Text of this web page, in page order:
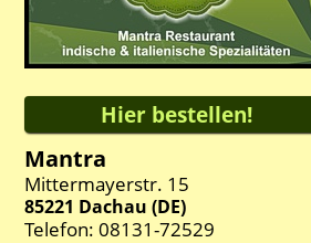
Mantra
Mittermayerstr. 15
85221 Dachau (DE)
Telefon: 08131-72529